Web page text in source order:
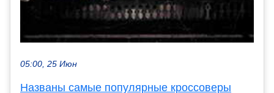
05:00, 25 Июн
Названы самые популярные кроссоверы